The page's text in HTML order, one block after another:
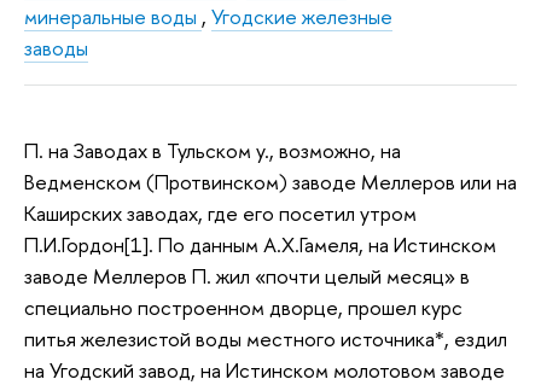
минеральные воды , Угодские железные
заводы
П. на Заводах в Тульском у., возможно, на
Ведменском (Протвинском) заводе Меллеров или на
Каширских заводах, где его посетил утром
П.И.Гордон[1]. По данным А.Х.Гамеля, на Истинском
заводе Меллеров П. жил «почти целый месяц» в
специально построенном дворце, прошел курс
питья железистой воды местного источника*, ездил
на Угодский завод, на Истинском молотовом заводе